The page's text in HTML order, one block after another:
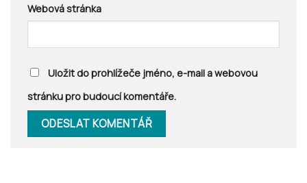
Webová stránka
Uložit do prohlížeče jméno, e-mail a webovou
stránku pro budoucí komentáře.